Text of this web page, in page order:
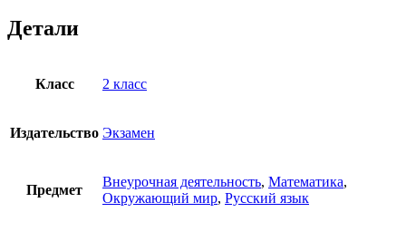
Детали
Класс 2 класс
Издательство Экзамен
Предмет
Внеурочная деятельность, Математика,
Окружающий мир, Русский язык